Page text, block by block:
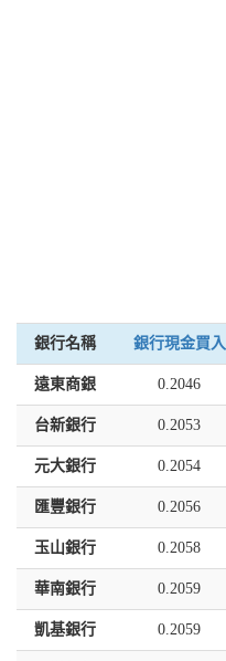
銀行名稱 銀行現金買入
遠東商銀 0.2046
台新銀行 0.2053
元大銀行 0.2054
匯豐銀行 0.2056
玉山銀行 0.2058
華南銀行 0.2059
凱基銀行 0.2059